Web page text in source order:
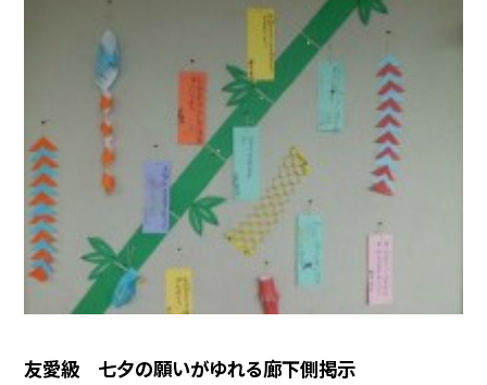
友愛級 七夕の願いがゆれる廊下側掲示